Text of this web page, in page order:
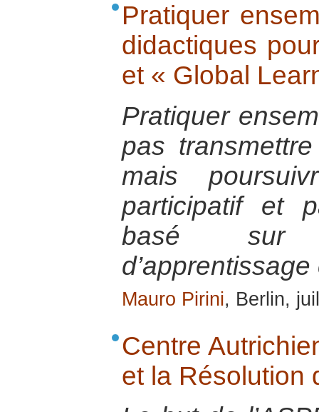
Pratiquer
didactiques
et « Global
Pratiquer
pas
mais
participatif et
basé sur
Mauro Pirini, Berlin,
Centre
et la Résolution